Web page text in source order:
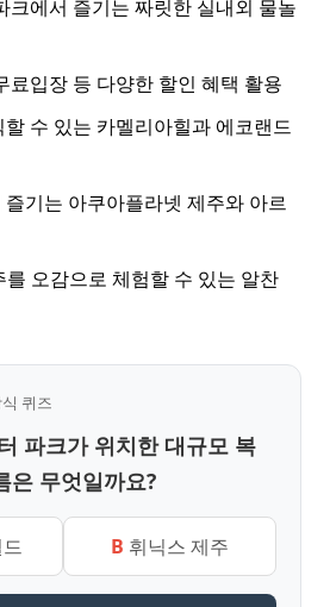
크에서 즐기는 짜릿한 실내외 물놀
료입장 등 다양한 할인 혜택 활용
수 있는 카멜리아힐과 에코랜드
기는 아쿠아플라넷 제주와 아르
오감으로 체험할 수 있는 알찬
퀴즈
파크가 위치한 대규모 복
은 무엇일까요?
B 휘닉스 제주